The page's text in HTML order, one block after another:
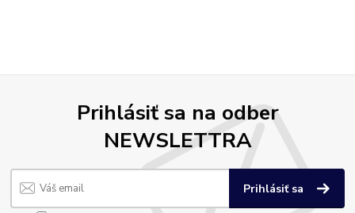
Prihlásiť sa na odber
NEWSLETTRA
Prihlásiť sa